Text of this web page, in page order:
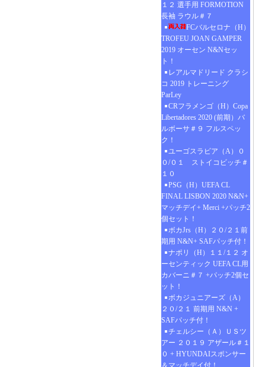
１２ 選手用 FORMOTION
長袖 ラウル＃７
FCバルセロナ（H）
TROFEU JOAN GAMPER
2019 オーセン N&Nセッ
ト！
レアルマドリード クラシ
コ 2019 トレーニング
ParLey
CRフラメンゴ（H）Copa
Libertadores 2020 (前期）バ
ルボーサ＃９ フルスペッ
ク！
ユーゴスラビア（A）０
０/０１ ストイコビッチ＃
１０
PSG（H）UEFA CL
FINAL LISBON 2020 N&N+
マッチデイ+ Merci +パッチ2
個セット！
ボカJrs（H）２０/２１前
期用 N&N+ SAFパッチ付！
ナポリ（H）１１/１２ オ
ーセンティック UEFA CL用
カバーニ＃７ +パッチ2個セ
ット！
ボカジュニアーズ（A）
２０/２１ 前期用 N&N +
SAFパッチ付！
チェルシー（Ａ）ＵＳツ
アー ２０１９ アザール＃１
０ + HYUNDAIスポンサー
＆マッチデイ付！